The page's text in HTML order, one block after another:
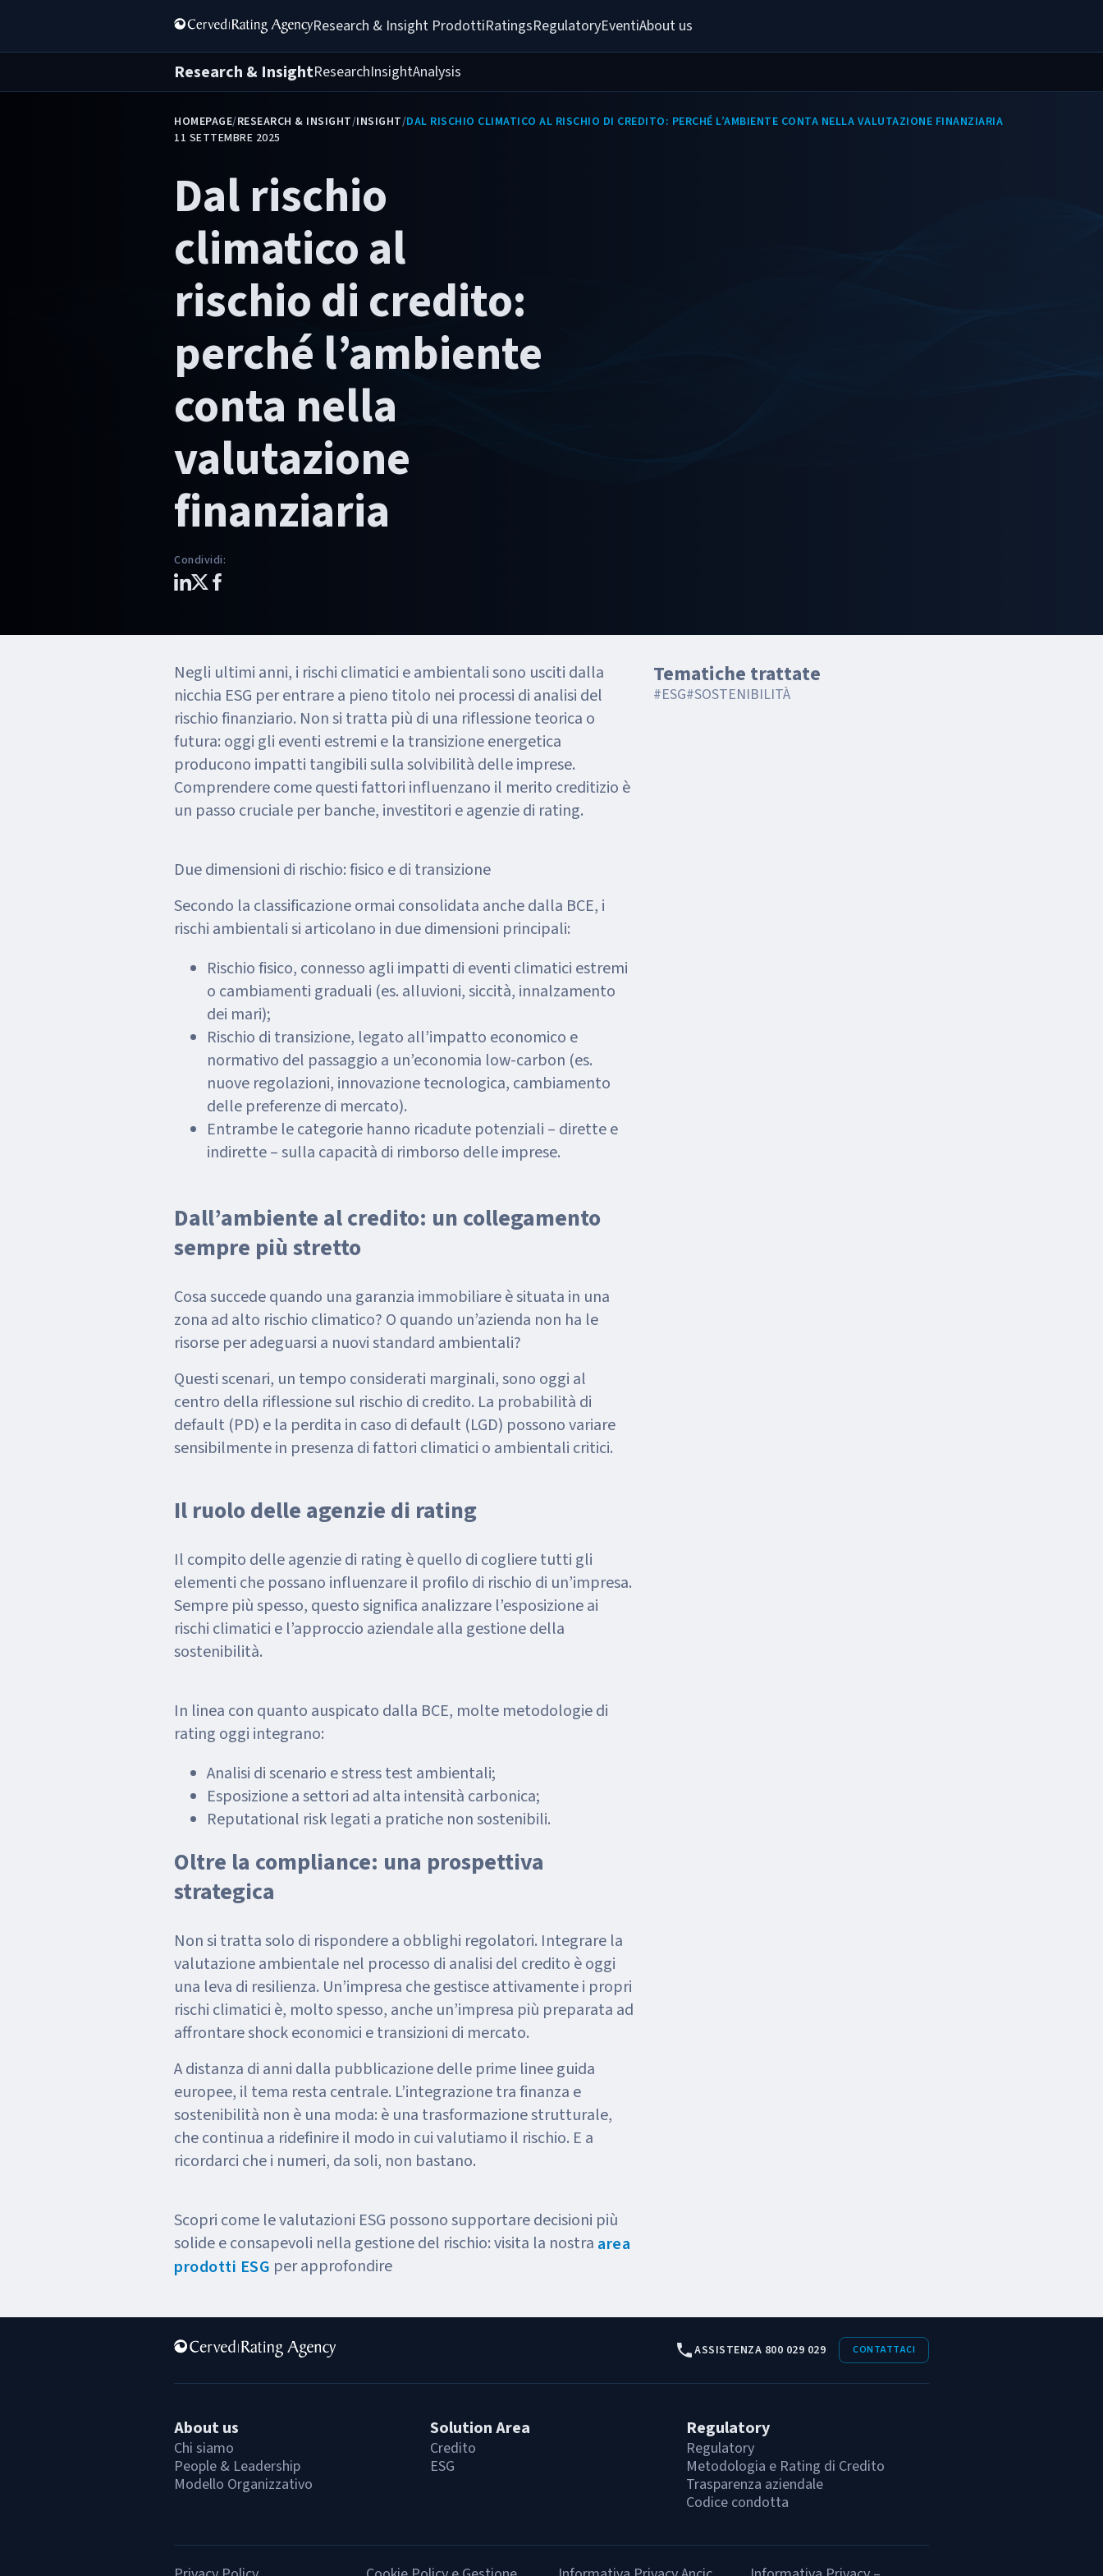
Research & Insight ProdottiRatingsRegulatoryEventiAbout us
Research & InsightResearchInsightAnalysis
HOMEPAGE/RESEARCH & INSIGHT/INSIGHT/DAL RISCHIO CLIMATICO AL RISCHIO DI CREDITO: PERCHÉ L’AMBIENTE CONTA NELLA VALUTAZIONE FINANZIARIA
11 SETTEMBRE 2025
Dal rischio
climatico al
rischio di credito:
perché l’ambiente
conta nella
valutazione
finanziaria
Condividi:
Negli ultimi anni, i rischi climatici e ambientali sono usciti dalla
nicchia ESG per entrare a pieno titolo nei processi di analisi del
rischio finanziario. Non si tratta più di una riflessione teorica o
futura: oggi gli eventi estremi e la transizione energetica
producono impatti tangibili sulla solvibilità delle imprese.
Comprendere come questi fattori influenzano il merito creditizio è
un passo cruciale per banche, investitori e agenzie di rating.
Due dimensioni di rischio: fisico e di transizione
Secondo la classificazione ormai consolidata anche dalla BCE, i
rischi ambientali si articolano in due dimensioni principali:
Rischio fisico, connesso agli impatti di eventi climatici estremi
o cambiamenti graduali (es. alluvioni, siccità, innalzamento
dei mari);
Rischio di transizione, legato all’impatto economico e
normativo del passaggio a un’economia low-carbon (es.
nuove regolazioni, innovazione tecnologica, cambiamento
delle preferenze di mercato).
Entrambe le categorie hanno ricadute potenziali – dirette e
indirette – sulla capacità di rimborso delle imprese.
Dall’ambiente al credito: un collegamento
sempre più stretto
Cosa succede quando una garanzia immobiliare è situata in una
zona ad alto rischio climatico? O quando un’azienda non ha le
risorse per adeguarsi a nuovi standard ambientali?
Questi scenari, un tempo considerati marginali, sono oggi al
centro della riflessione sul rischio di credito. La probabilità di
default (PD) e la perdita in caso di default (LGD) possono variare
sensibilmente in presenza di fattori climatici o ambientali critici.
Il ruolo delle agenzie di rating
Il compito delle agenzie di rating è quello di cogliere tutti gli
elementi che possano influenzare il profilo di rischio di un’impresa.
Sempre più spesso, questo significa analizzare l’esposizione ai
rischi climatici e l’approccio aziendale alla gestione della
sostenibilità.
In linea con quanto auspicato dalla BCE, molte metodologie di
rating oggi integrano:
Analisi di scenario e stress test ambientali;
Esposizione a settori ad alta intensità carbonica;
Reputational risk legati a pratiche non sostenibili.
Oltre la compliance: una prospettiva
strategica
Non si tratta solo di rispondere a obblighi regolatori. Integrare la
valutazione ambientale nel processo di analisi del credito è oggi
una leva di resilienza. Un’impresa che gestisce attivamente i propri
rischi climatici è, molto spesso, anche un’impresa più preparata ad
affrontare shock economici e transizioni di mercato.
A distanza di anni dalla pubblicazione delle prime linee guida
europee, il tema resta centrale. L’integrazione tra finanza e
sostenibilità non è una moda: è una trasformazione strutturale,
che continua a ridefinire il modo in cui valutiamo il rischio. E a
ricordarci che i numeri, da soli, non bastano.
Scopri come le valutazioni ESG possono supportare decisioni più
solide e consapevoli nella gestione del rischio: visita la nostra area
prodotti ESG per approfondire
Tematiche trattate
#ESG#SOSTENIBILITÀ
ASSISTENZA 800 029 029 CONTATTACI
About us
Chi siamo
People & Leadership
Modello Organizzativo
Solution Area
Credito
ESG
Regulatory
Regulatory
Metodologia e Rating di Credito
Trasparenza aziendale
Codice condotta